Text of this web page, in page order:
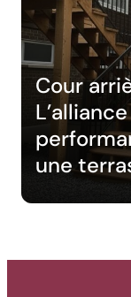
Cour
une